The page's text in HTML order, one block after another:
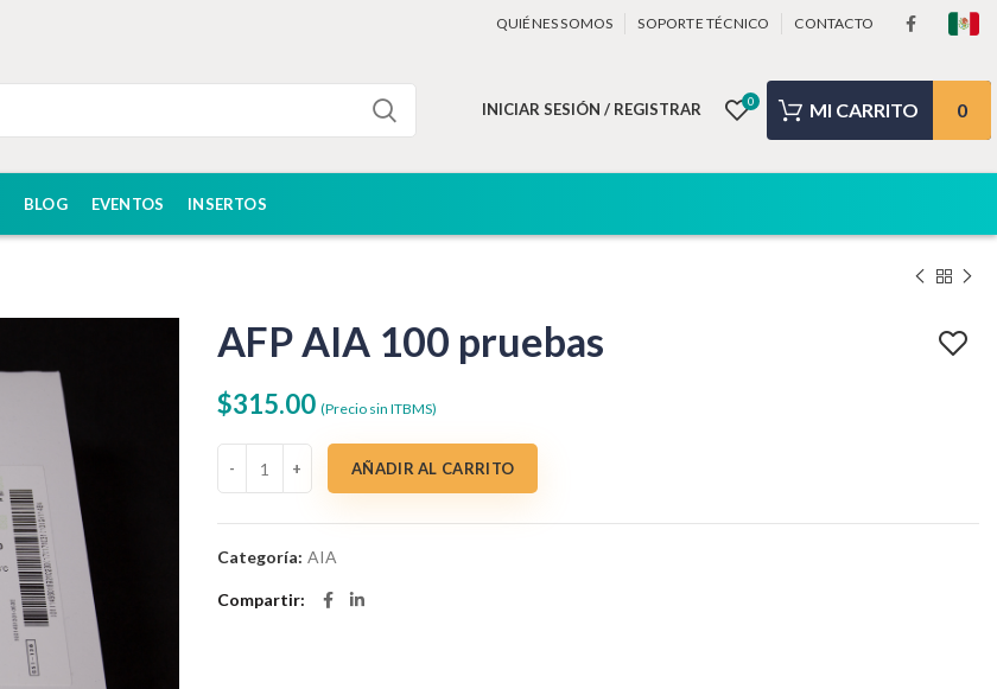
QUIÉNES SOMOS SOPORTE TÉCNICO CONTACTO
INICIAR SESIÓN / REGISTRAR 0 0
BLOG EVENTOS INSERTOS
AFP AIA 100 pruebas
$315.00 (Precio sin ITBMS)
AFP AIA 100 pruebas cantidad
AÑADIR AL CARRITO
Categoría: AIA
Compartir